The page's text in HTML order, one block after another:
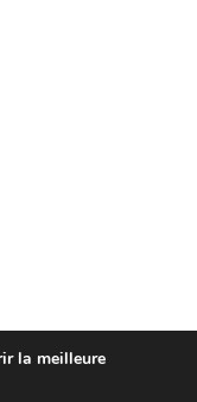
la meilleure